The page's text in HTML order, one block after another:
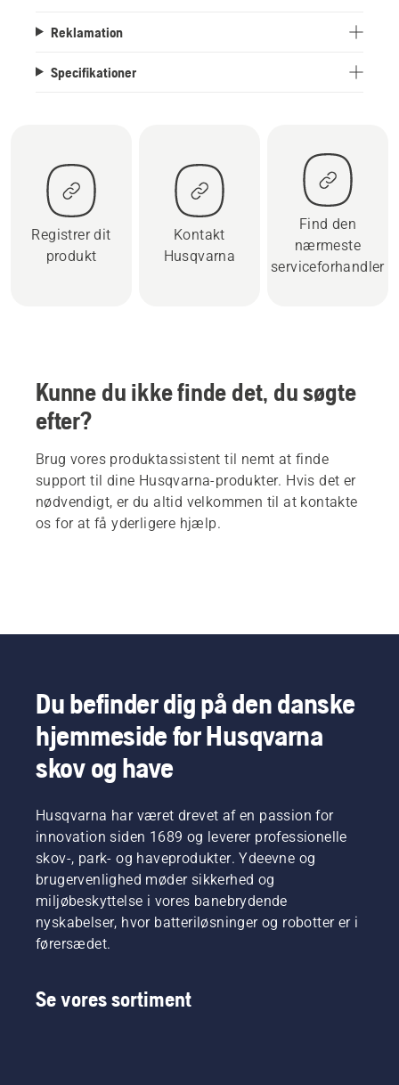
Reklamation
Specifikationer
Registrer dit
produkt
Kontakt
Husqvarna
Find den
nærmeste
serviceforhandler
Kunne du ikke finde det, du søgte
efter?
Brug vores produktassistent til nemt at finde
support til dine Husqvarna-produkter. Hvis det er
nødvendigt, er du altid velkommen til at kontakte
os for at få yderligere hjælp.
Du befinder dig på den danske
hjemmeside for Husqvarna
skov og have
Husqvarna har været drevet af en passion for
innovation siden 1689 og leverer professionelle
skov-, park- og haveprodukter. Ydeevne og
brugervenlighed møder sikkerhed og
miljøbeskyttelse i vores banebrydende
nyskabelser, hvor batteriløsninger og robotter er i
førersædet.
Se vores sortiment